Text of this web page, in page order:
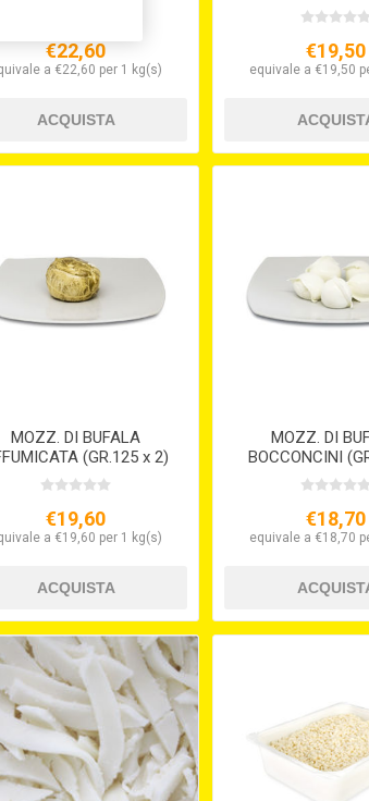
€22,60
a €22,60 per 1 kg(s)
€19,50
equivale a €19,50
MOZZ. DI BUFALA
(GR.125 x 2)
€19,60
a €19,60 per 1 kg(s)
MOZZ. DI
BOCCONCINI
€18,70
equivale a €18,70